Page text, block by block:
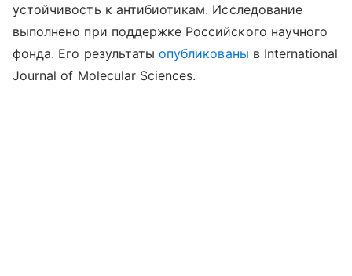
устойчивость к антибиотикам. Исследование
выполнено при поддержке Российского научного
фонда. Его результаты опубликованы вInternational
Journal of Molecular Sciences.